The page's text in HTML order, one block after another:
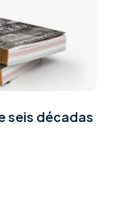
seis décadas